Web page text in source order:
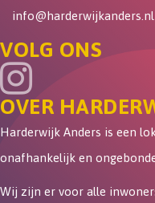
info@harderwijkanders.nl
VOLG ONS
OVER
Harderwijk Anders is een
onafhankelijk en
Wij zijn er voor alle